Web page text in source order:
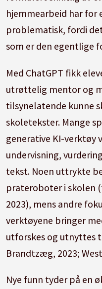
hjemmearbeid har
problematisk, fordi
som er den egentlige
Med ChatGPT fikk
utrøttelig mentor og
tilsynelatende kunne
skoletekster. Mange
generative KI-verktøy
undervisning,
tekst. Noen uttrykte
prateroboter i skolen
2023), mens andre
verktøyene bringer
utforskes og utnyttes
Brandtzæg, 2023;
Nye funn tyder på en